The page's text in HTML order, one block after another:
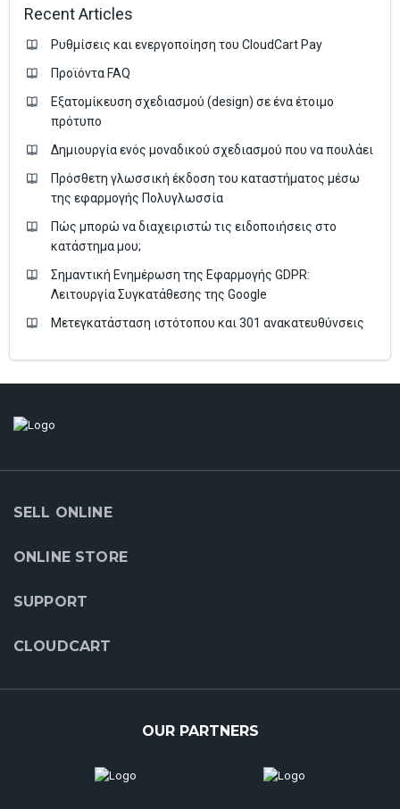
Recent Articles
Ρυθμίσεις και ενεργοποίηση του CloudCart Pay
Προϊόντα FAQ
Εξατομίκευση σχεδιασμού (design) σε ένα έτοιμο
πρότυπο
Δημιουργία ενός μοναδικού σχεδιασμού που να πουλάει
Πρόσθετη γλωσσική έκδοση του καταστήματος μέσω
της εφαρμογής Πολυγλωσσία
Πώς μπορώ να διαχειριστώ τις ειδοποιήσεις στο
κατάστημα μου;
Σημαντική Ενημέρωση της Εφαρμογής GDPR:
Λειτουργία Συγκατάθεσης της Google
Μετεγκατάσταση ιστότοπου και 301 ανακατευθύνσεις
SELL ONLINE
ONLINE STORE
SUPPORT
CLOUDCART
OUR PARTNERS